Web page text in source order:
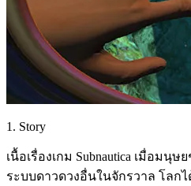
1. Story
เนื้อเรื่องเกม Subnautica เมื่อมนุ
ระบบดาวดวงอื่นในจักรวาล โลก